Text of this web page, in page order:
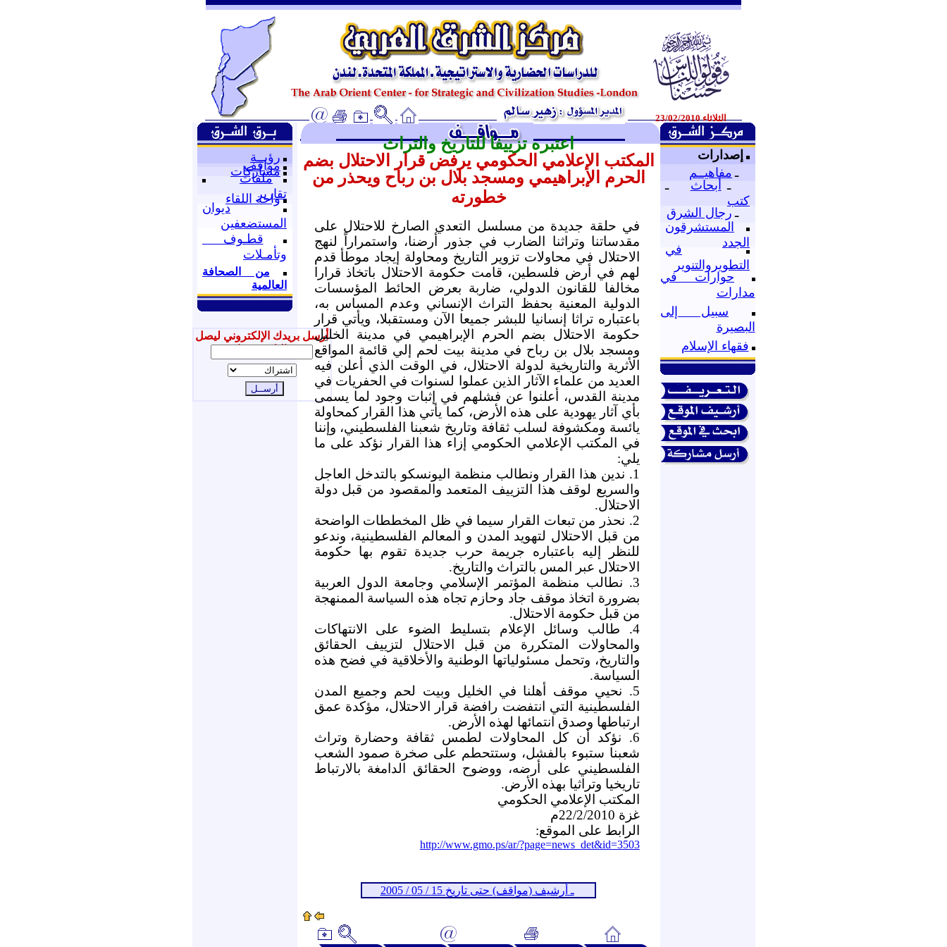
ـ
الثلاثاء 23/02/2010
رؤيــة
مواقف
مشاركات
ملفات
تقارير
واحة اللقاء
ديوان
المستضعفين
قطـوف
وتأمـلات
من الصحافة
العالمية
أرسل بريدك الإلكتروني ليصل
إليك جديدنا
إصدارات
ـ مفاهيــم
ـ
أبحاث
ـ
كتب
ـ رجال الشرق
المستشرقون
الجدد
في
التطويروالتنوير
حوارات في
مدارات
سبيل إلى
البصيرة
فقهاء الإسلام
اعتبره تزييفا للتاريخ والتراث
المكتب الإعلامي الحكومي يرفض قرار الاحتلال بضم
الحرم الإبراهيمي ومسجد بلال بن رباح ويحذر من
خطورته
في حلقة جديدة من مسلسل التعدي الصارخ للاحتلال على
مقدساتنا وتراثنا الضارب في جذور أرضنا، واستمراراً لنهج
الاحتلال في محاولات تزوير التاريخ ومحاولة إيجاد موطأ قدم
لهم في أرض فلسطين، قامت حكومة الاحتلال باتخاذ قرارا
مخالفا للقانون الدولي، ضاربة بعرض الحائط المؤسسات
الدولية المعنية بحفظ التراث الإنساني وعدم المساس به،
باعتباره تراثا إنسانيا للبشر جميعا الآن ومستقبلا، ويأتي قرار
حكومة الاحتلال بضم الحرم الإبراهيمي في مدينة الخليل
ومسجد بلال بن رباح في مدينة بيت لحم إلي قائمة المواقع
الأثرية والتاريخية لدولة الاحتلال، في الوقت الذي أعلن فيه
العديد من علماء الآثار الذين عملوا لسنوات في الحفريات في
مدينة القدس، أعلنوا عن فشلهم في إثبات وجود لما يسمى
بأي آثار يهودية على هذه الأرض، كما يأتي هذا القرار كمحاولة
يائسة ومكشوفة لسلب ثقافة وتاريخ شعبنا الفلسطيني، وإننا
في المكتب الإعلامي الحكومي إزاء هذا القرار نؤكد على ما
يلي:
1. ندين هذا القرار ونطالب منظمة اليونسكو بالتدخل العاجل
والسريع لوقف هذا التزييف المتعمد والمقصود من قبل دولة
الاحتلال.
2. نحذر من تبعات القرار سيما في ظل المخططات الواضحة
من قبل الاحتلال لتهويد المدن و المعالم الفلسطينية، وندعو
للنظر إليه باعتباره جريمة حرب جديدة تقوم بها حكومة
الاحتلال عبر المس بالتراث والتاريخ.
3. نطالب منظمة المؤتمر الإسلامي وجامعة الدول العربية
بضرورة اتخاذ موقف جاد وحازم تجاه هذه السياسة الممنهجة
من قبل حكومة الاحتلال.
4. طالب وسائل الإعلام بتسليط الضوء على الانتهاكات
والمحاولات المتكررة من قبل الاحتلال لتزييف الحقائق
والتاريخ، وتحمل مسئولياتها الوطنية والأخلاقية في فضح هذه
السياسة.
5. نحيي موقف أهلنا في الخليل وبيت لحم وجميع المدن
الفلسطينية التي انتفضت رافضة قرار الاحتلال، مؤكدة عمق
ارتباطها وصدق انتمائها لهذه الأرض.
6. نؤكد أن كل المحاولات لطمس ثقافة وحضارة وتراث
شعبنا ستبوء بالفشل، وستتحطم على صخرة صمود الشعب
الفلسطيني على أرضه، ووضوح الحقائق الدامغة بالارتباط
تاريخيا وتراثيا بهذه الأرض.
المكتب الإعلامي الحكومي
غزة 22/2/2010م
الرابط على الموقع:
http://www.gmo.ps/ar/?page=news_det&id=3503
ـ أرشيف (مواقف) حتى تاريخ 15 / 05 / 2005